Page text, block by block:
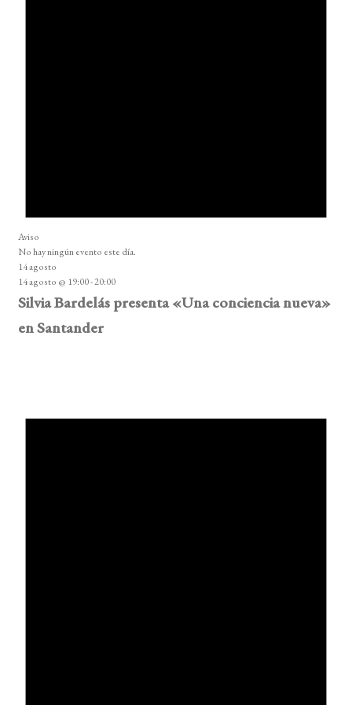
Aviso
No hay ningún evento este día.
14 agosto
14 agosto @ 19:00-20:00
Silvia Bardelás presenta «Una conciencia nueva»
en Santander